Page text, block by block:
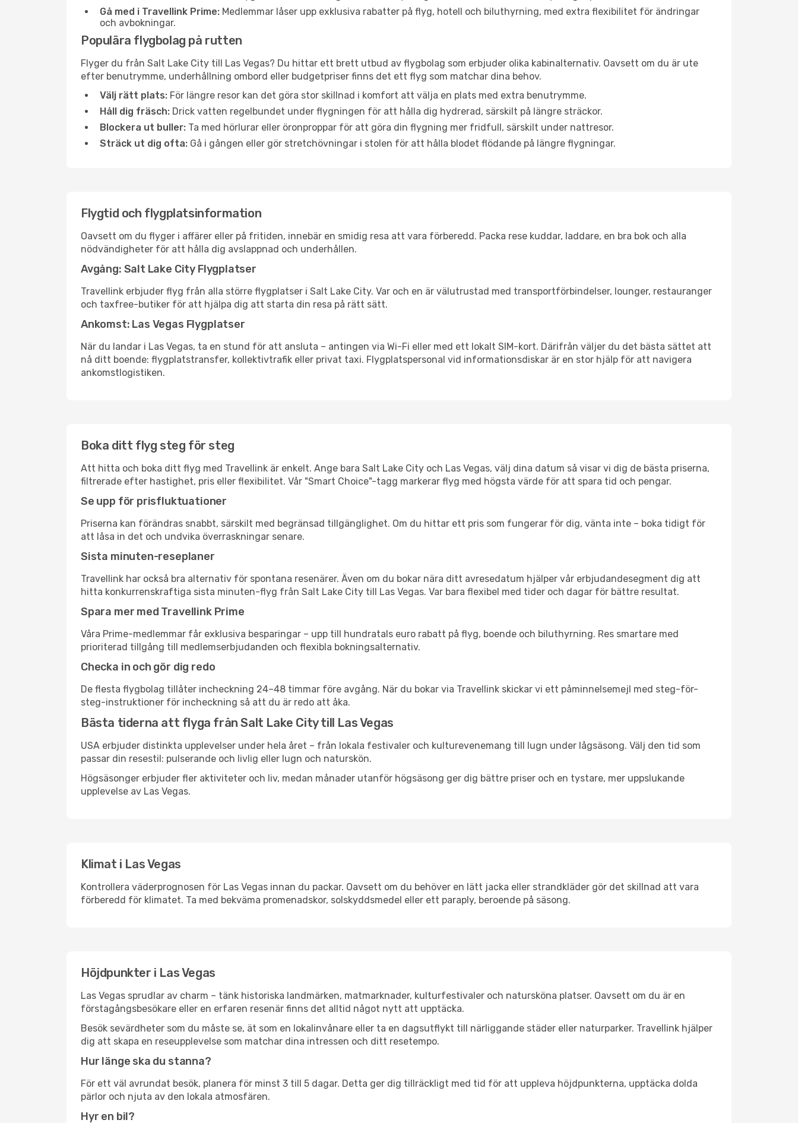
Gå med i Travellink Prime: Medlemmar låser upp exklusiva rabatter på flyg, hotell och biluthyrning, med extra flexibilitet för ändringar
och avbokningar.
Populära flygbolag på rutten
Flyger du från Salt Lake City till Las Vegas? Du hittar ett brett utbud av flygbolag som erbjuder olika kabinalternativ. Oavsett om du är ute
efter benutrymme, underhållning ombord eller budgetpriser finns det ett flyg som matchar dina behov.
Välj rätt plats: För längre resor kan det göra stor skillnad i komfort att välja en plats med extra benutrymme.
Håll dig fräsch: Drick vatten regelbundet under flygningen för att hålla dig hydrerad, särskilt på längre sträckor.
Blockera ut buller: Ta med hörlurar eller öronproppar för att göra din flygning mer fridfull, särskilt under nattresor.
Sträck ut dig ofta: Gå i gången eller gör stretchövningar i stolen för att hålla blodet flödande på längre flygningar.
Flygtid och flygplatsinformation
Oavsett om du flyger i affärer eller på fritiden, innebär en smidig resa att vara förberedd. Packa rese kuddar, laddare, en bra bok och alla
nödvändigheter för att hålla dig avslappnad och underhållen.
Avgång: Salt Lake City Flygplatser
Travellink erbjuder flyg från alla större flygplatser i Salt Lake City. Var och en är välutrustad med transportförbindelser, lounger, restauranger
och taxfree-butiker för att hjälpa dig att starta din resa på rätt sätt.
Ankomst: Las Vegas Flygplatser
När du landar i Las Vegas, ta en stund för att ansluta – antingen via Wi-Fi eller med ett lokalt SIM-kort. Därifrån väljer du det bästa sättet att
nå ditt boende: flygplatstransfer, kollektivtrafik eller privat taxi. Flygplatspersonal vid informationsdiskar är en stor hjälp för att navigera
ankomstlogistiken.
Boka ditt flyg steg för steg
Att hitta och boka ditt flyg med Travellink är enkelt. Ange bara Salt Lake City och Las Vegas, välj dina datum så visar vi dig de bästa priserna,
filtrerade efter hastighet, pris eller flexibilitet. Vår "Smart Choice"-tagg markerar flyg med högsta värde för att spara tid och pengar.
Se upp för prisfluktuationer
Priserna kan förändras snabbt, särskilt med begränsad tillgänglighet. Om du hittar ett pris som fungerar för dig, vänta inte – boka tidigt för
att låsa in det och undvika överraskningar senare.
Sista minuten-reseplaner
Travellink har också bra alternativ för spontana resenärer. Även om du bokar nära ditt avresedatum hjälper vår erbjudandesegment dig att
hitta konkurrenskraftiga sista minuten-flyg från Salt Lake City till Las Vegas. Var bara flexibel med tider och dagar för bättre resultat.
Spara mer med Travellink Prime
Våra Prime-medlemmar får exklusiva besparingar – upp till hundratals euro rabatt på flyg, boende och biluthyrning. Res smartare med
prioriterad tillgång till medlemserbjudanden och flexibla bokningsalternativ.
Checka in och gör dig redo
De flesta flygbolag tillåter incheckning 24–48 timmar före avgång. När du bokar via Travellink skickar vi ett påminnelsemejl med steg-för-
steg-instruktioner för incheckning så att du är redo att åka.
Bästa tiderna att flyga från Salt Lake City till Las Vegas
USA erbjuder distinkta upplevelser under hela året – från lokala festivaler och kulturevenemang till lugn under lågsäsong. Välj den tid som
passar din resestil: pulserande och livlig eller lugn och naturskön.
Högsäsonger erbjuder fler aktiviteter och liv, medan månader utanför högsäsong ger dig bättre priser och en tystare, mer uppslukande
upplevelse av Las Vegas.
Klimat i Las Vegas
Kontrollera väderprognosen för Las Vegas innan du packar. Oavsett om du behöver en lätt jacka eller strandkläder gör det skillnad att vara
förberedd för klimatet. Ta med bekväma promenadskor, solskyddsmedel eller ett paraply, beroende på säsong.
Höjdpunkter i Las Vegas
Las Vegas sprudlar av charm – tänk historiska landmärken, matmarknader, kulturfestivaler och natursköna platser. Oavsett om du är en
förstagångsbesökare eller en erfaren resenär finns det alltid något nytt att upptäcka.
Besök sevärdheter som du måste se, ät som en lokalinvånare eller ta en dagsutflykt till närliggande städer eller naturparker. Travellink hjälper
dig att skapa en reseupplevelse som matchar dina intressen och ditt resetempo.
Hur länge ska du stanna?
För ett väl avrundat besök, planera för minst 3 till 5 dagar. Detta ger dig tillräckligt med tid för att uppleva höjdpunkterna, upptäcka dolda
pärlor och njuta av den lokala atmosfären.
Hyr en bil?